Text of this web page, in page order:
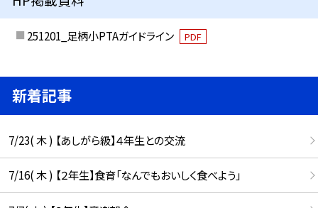
251201_足柄小PTAガイドライン PDF
新着記事
7/23( 木 ) 【あしがら級】４年生との交流
7/16( 木 ) 【２年生】食育「なんでもおいしく食べよう」